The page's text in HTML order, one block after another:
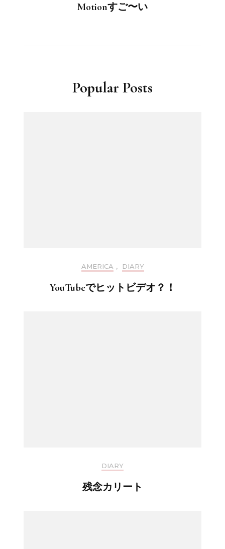
Motionすご〜い
Popular Posts
AMERICA , DIARY
YouTubeでヒットビデオ？！
DIARY
残念カリート